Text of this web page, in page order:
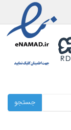
جستجو